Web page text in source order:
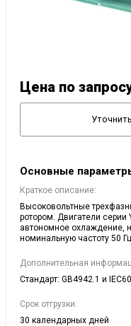
Цена по
Основные
Краткое описание:
Высоковольтные
ротором. Двигатели серии
автономное охлаждение,
номинальную частоту 50 Гц.
Дополнительная
Стандарт: GB4942.1 и
Срок отгрузки:
30 календарных дней